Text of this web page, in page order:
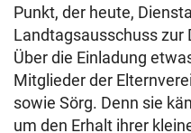
Punkt, der heute,
Landtagsausschuss zur
Über die Einladung
Mitglieder der
sowie Sörg. Denn sie
um den Erhalt ihrer